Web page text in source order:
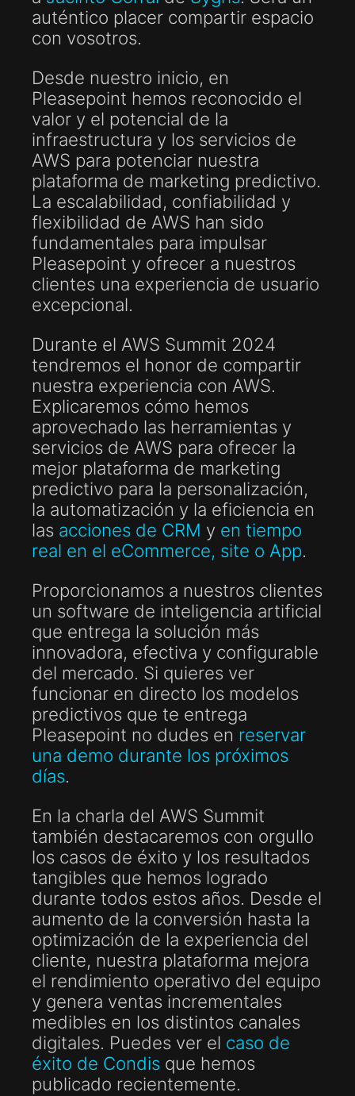
auténtico placer compartir espacio
con vosotros.
Desde nuestro inicio, en
Pleasepoint hemos reconocido el
valor y el potencial de la
infraestructura y los servicios de
AWS para potenciar nuestra
plataforma de marketing predictivo.
La escalabilidad, confiabilidad y
flexibilidad de AWS han sido
fundamentales para impulsar
Pleasepoint y ofrecer a nuestros
clientes una experiencia de usuario
excepcional.
Durante el AWS Summit 2024
tendremos el honor de compartir
nuestra experiencia con AWS.
Explicaremos cómo hemos
aprovechado las herramientas y
servicios de AWS para ofrecer la
mejor plataforma de marketing
predictivo para la personalización,
la automatización y la eficiencia en
las acciones de CRM y en tiempo
real en el eCommerce, site o App.
Proporcionamos a nuestros clientes
un software de inteligencia artificial
que entrega la solución más
innovadora, efectiva y configurable
del mercado. Si quieres ver
funcionar en directo los modelos
predictivos que te entrega
Pleasepoint no dudes en reservar
una demo durante los próximos
días.
En la charla del AWS Summit
también destacaremos con orgullo
los casos de éxito y los resultados
tangibles que hemos logrado
durante todos estos años. Desde el
aumento de la conversión hasta la
optimización de la experiencia del
cliente, nuestra plataforma mejora
el rendimiento operativo del equipo
y genera ventas incrementales
medibles en los distintos canales
digitales. Puedes ver el caso de
éxito de Condis que hemos
publicado recientemente.